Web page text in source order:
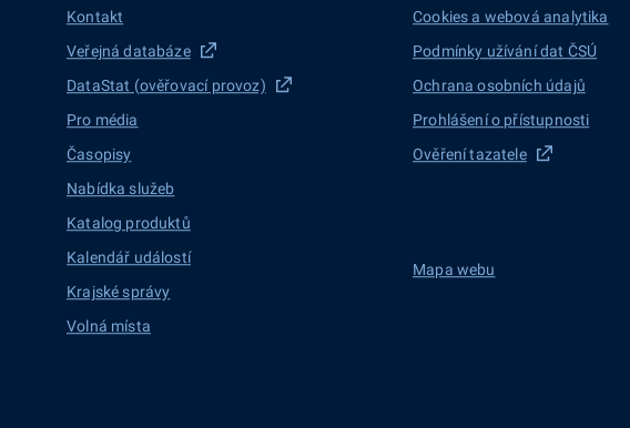
Kontakt
Veřejná databáze
DataStat (ověřovací provoz)
Pro média
Časopisy
Nabídka služeb
Katalog produktů
Kalendář událostí
Krajské správy
Volná místa
Cookies a webová analytika
Podmínky užívání dat ČSÚ
Ochrana osobních údajů
Prohlášení o přístupnosti
Ověření tazatele
Mapa webu